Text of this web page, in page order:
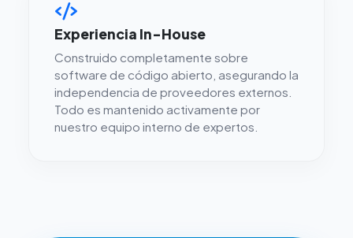
Experiencia In-House
Construido completamente sobre
software de código abierto, asegurando la
independencia de proveedores externos.
Todo es mantenido activamente por
nuestro equipo interno de expertos.